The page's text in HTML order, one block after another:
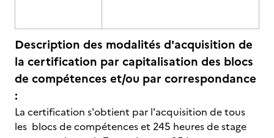
Description des modalités d'acquisition de
la certification par capitalisation des blocs
de compétences et/ou par correspondance
:
La certification s'obtient par l'acquisition de tous
les blocs de compétences et 245 heures de stage